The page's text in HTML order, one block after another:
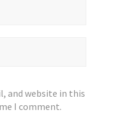
and website in this
I comment.